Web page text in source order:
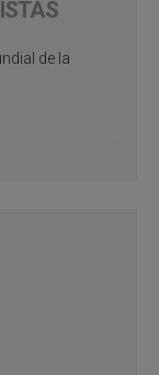
de la